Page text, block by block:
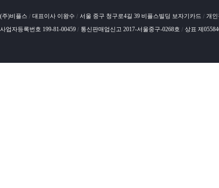
(주)비플스 / 대표이사 이왕수 / 서울 중구 청구로4길 39 비플스빌딩 보자기카드 / 개
사업자등록번호 199-81-00459 / 통신판매업신고 2017-서울중구-0268호 / 상표 제